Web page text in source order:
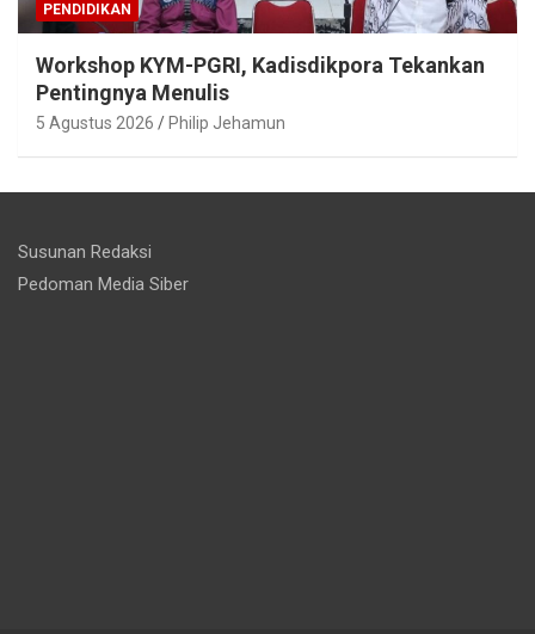
PENDIDIKAN
Workshop KYM-PGRI, Kadisdikpora Tekankan
Pentingnya Menulis
5 Agustus 2026 Philip Jehamun
Susunan Redaksi
Pedoman Media Siber